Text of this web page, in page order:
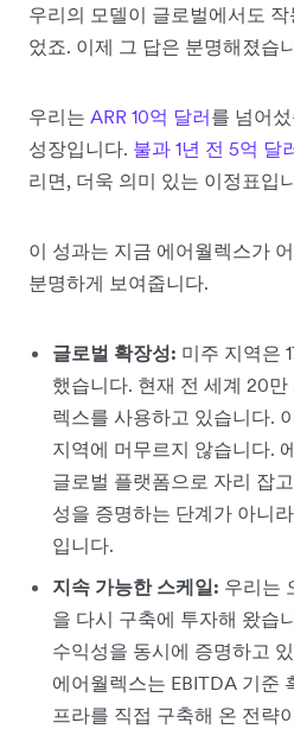
우리의 모델이 글로벌에서도
었죠. 이제 그 답은 분명해졌습
우리는 ARR 10억 달러를 넘어
성장입니다. 불과 1년 전 5억 달
리면, 더욱 의미 있는 이정표입
이 성과는 지금 에어월렉스가
분명하게 보여줍니다.
글로벌 확장성: 미주 지역은
했습니다. 현재 전 세계 20
렉스를 사용하고 있습니다.
지역에 머무르지 않습니다.
글로벌 플랫폼으로 자리 잡
성을 증명하는 단계가 아니
입니다.
지속 가능한 스케일: 우리는
을 다시 구축에 투자해 왔습
수익성을 동시에 증명하고
에어월렉스는 EBITDA 기준
프라를 직접 구축해 온 전략